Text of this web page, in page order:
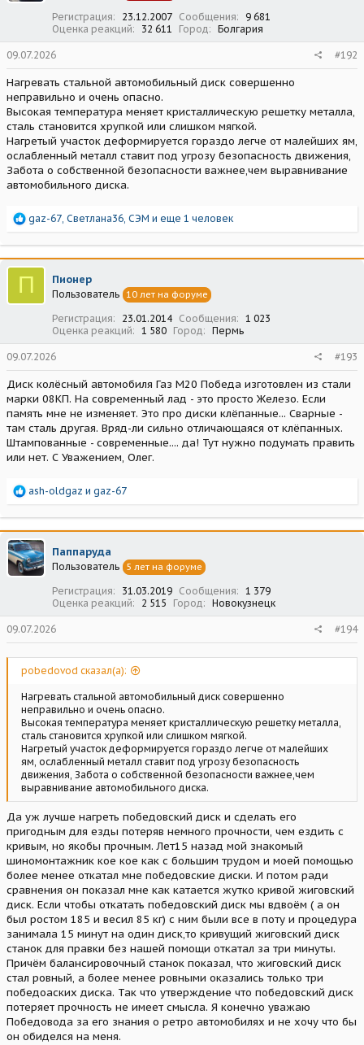
Регистрация 23.12.2007 Сообщения
9 681
Оценка реакций
32 611 Город Болгария
09.07.2026 #192
Нагревать стальной автомобильный диск совершенно
неправильно и очень опасно.
Высокая температура меняет кристаллическую решетку металла,
сталь становится хрупкой или слишком мягкой.
Нагретый участок деформируется гораздо легче от малейших ям,
ослабленный металл ставит под угрозу безопасность движения,
Забота о собственной безопасности важнее,чем выравнивание
автомобильного диска.
Р
а
к
ц
и
и
gaz-67 Светлана36 СЭМ и еще 1 человек
П Пионер
Пользователь 10 лет на форуме
Регистрация 23.01.2014 Сообщения
1 023
Оценка реакций
1 580 Город Пермь
09.07.2026 #193
Диск колёсный автомобиля Газ М20 Победа изготовлен из стали
марки 08КП. На современный лад - это просто Железо. Если
память мне не изменяет. Это про диски клёпанные... Сварные -
там сталь другая. Вряд-ли сильно отличающаяся от клёпанных.
Штампованные - современные.... да! Тут нужно подумать править
или нет. С Уважением, Олег.
Р
а
к
ц
и
и
ash-oldgaz и gaz-67
Паппаруда
Пользователь 5 лет на форуме
Регистрация 31.03.2019 Сообщения
1 379
Оценка реакций
2 515 Город Новокузнецк
09.07.2026 #194
pobedovod сказал(а):
Нагревать стальной автомобильный диск совершенно
неправильно и очень опасно.
Высокая температура меняет кристаллическую решетку металла,
сталь становится хрупкой или слишком мягкой.
Нагретый участок деформируется гораздо легче от малейших
ям, ослабленный металл ставит под угрозу безопасность
движения, Забота о собственной безопасности важнее,чем
выравнивание автомобильного диска.
Да уж лучше нагреть победовский диск и сделать его
пригодным для езды потеряв немного прочности, чем ездить с
кривым, но якобы прочным. Лет15 назад мой знакомый
шиномонтажник кое кое как с большим трудом и моей помощью
более менее откатал мне победовские диски. И потом ради
сравнения он показал мне как катается жутко кривой жиговский
диск. Если чтобы откатать победовский диск мы вдвоём ( а он
был ростом 185 и весил 85 кг) с ним были все в поту и процедура
занимала 15 минут на один диск,то кривущий жиговский диск
станок для правки без нашей помощи откатал за три минуты.
Причём балансировочный станок показал, что жиговский диск
стал ровный, а более менее ровными оказались только три
победоаских диска. Так что утверждение что победовский диск
потеряет прочность не имеет смысла. Я конечно уважаю
Победовода за его знания о ретро автомобилях и не хочу что бы
он обиделся на меня.